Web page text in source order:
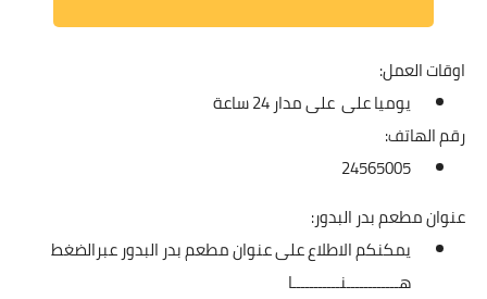
اوقات العمل:
يوميا على على مدار 24 ساعة
رقم الهاتف:
24565005
عنوان مطعم بدر البدور:
يمكنكم الاطلاع على عنوان مطعم بدر البدور عبرالضغط
هــــــــــــنـــــــــــا